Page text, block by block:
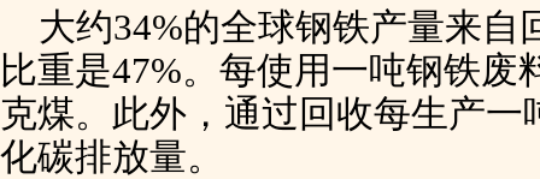
大约34%的全球钢铁产量来
比重是47%。每使用一吨钢铁废
克煤。此外，通过回收每生产一
化碳排放量。